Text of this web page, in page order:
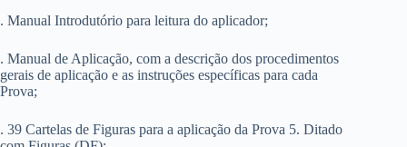
. Manual Introdutório para leitura do aplicador;
. Manual de Aplicação, com a descrição dos procedimentos
gerais de aplicação e as instruções específicas para cada
Prova;
. 39 Cartelas de Figuras para a aplicação da Prova 5. Ditado